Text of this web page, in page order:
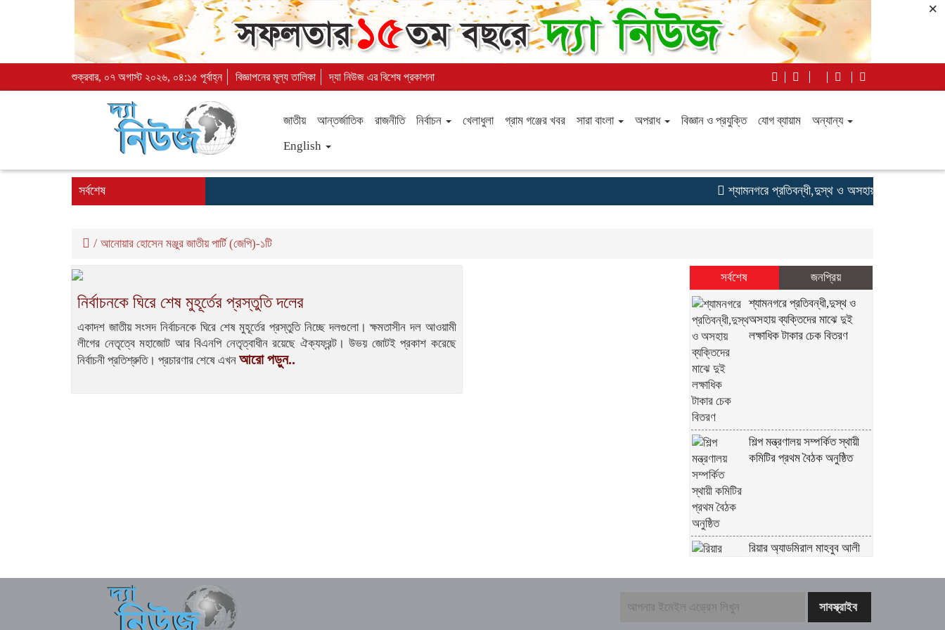
×
শুক্রবার, ০৭ অগাস্ট ২০২৬, ০৪:১৫ পূর্বাহ্ন বিজ্ঞাপনের মূল্য তালিকা দ্যা নিউজ এর বিশেষ প্রকাশনা
জাতীয় আন্তর্জাতিক রাজনীতি নির্বাচন খেলাধুলা গ্রাম গঞ্জের খবর সারা বাংলা অপরাধ বিজ্ঞান ও প্রযুক্তি যোগ ব্যায়াম
অন্যান্য
English
সর্বশেষ শ্যামনগরে প্রতিবন্ধী,দুস্থ ও অসহায় ব্যক্তিদের মাঝে দুই
/ আনোয়ার হোসেন মঞ্জুর জাতীয় পার্টি (জেপি)-১টি
নির্বাচনকে ঘিরে শেষ মুহূর্তের প্রস্তুতি দলের
একাদশ জাতীয় সংসদ নির্বাচনকে ঘিরে শেষ মুহূর্তের প্রস্তুতি নিচ্ছে দলগুলো। ক্ষমতাসীন দল আওয়ামী
লীগের নেতৃত্বে মহাজোট আর বিএনপি নেতৃত্বাধীন রয়েছে ঐক্যফ্রন্ট। উভয় জোটই প্রকাশ করেছে
নির্বাচনী প্রতিশ্রুতি। প্রচারণার শেষে এখন আরো পড়ুন..
সর্বশেষ
জনপ্রিয়
শ্যামনগরে প্রতিবন্ধী,দুস্থ ও
অসহায় ব্যক্তিদের মাঝে দুই
লক্ষাধিক টাকার চেক বিতরণ
শিল্প মন্ত্রণালয় সম্পর্কিত স্থায়ী
কমিটির প্রথম বৈঠক অনুষ্ঠিত
রিয়ার অ্যাডমিরাল মাহবুব আলী
অনুষ্ঠিত